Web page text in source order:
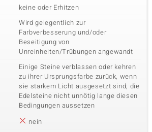
keine oder Erhitzen
Wird gelegentlich zur
Farbverbesserung und/oder
Beseitigung von
Unreinheiten/Trübungen angewandt
Einige Steine verblassen oder kehren
zu ihrer Ursprungsfarbe zurück, wenn
sie starkem Licht ausgesetzt sind; die
Edelsteine nicht unnötig lange diesen
Bedingungen aussetzen
nein